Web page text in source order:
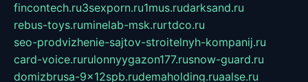
fincontech.ru3sexporn.ru1mus.rudarksand.ru
rebus-toys.ruminelab-msk.rurtdco.ru
seo-prodvizhenie-sajtov-stroitelnyh-kompanij.ru
card-voice.rurulonnyygazon177.rusnow-guard.ru
domizbrusa-9x12spb.rudemaholding.ruaalse.ru